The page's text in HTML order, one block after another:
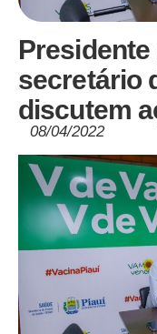
Presidente
secretário
discutem
08/04/2022